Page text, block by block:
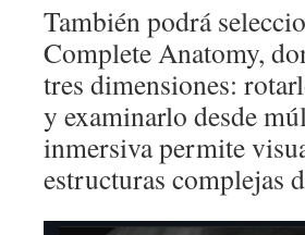
También podrá
Complete Anatomy,
tres dimensiones:
y examinarlo desde
inmersiva permite
estructuras complejas